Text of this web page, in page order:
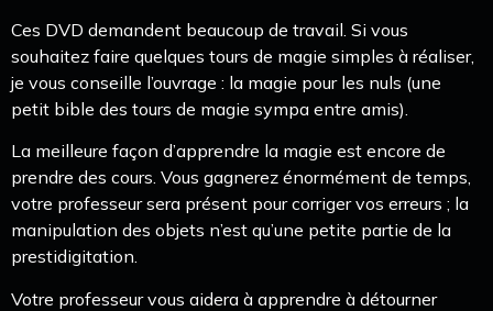
Ces DVD demandent beaucoup de travail. Si vous
souhaitez faire quelques tours de magie simples à réaliser,
je vous conseille l’ouvrage : la magie pour les nuls (une
petit bible des tours de magie sympa entre amis).
La meilleure façon d’apprendre la magie est encore de
prendre des cours. Vous gagnerez énormément de temps,
votre professeur sera présent pour corriger vos erreurs ; la
manipulation des objets n’est qu’une petite partie de la
prestidigitation.
Votre professeur vous aidera à apprendre à détourner